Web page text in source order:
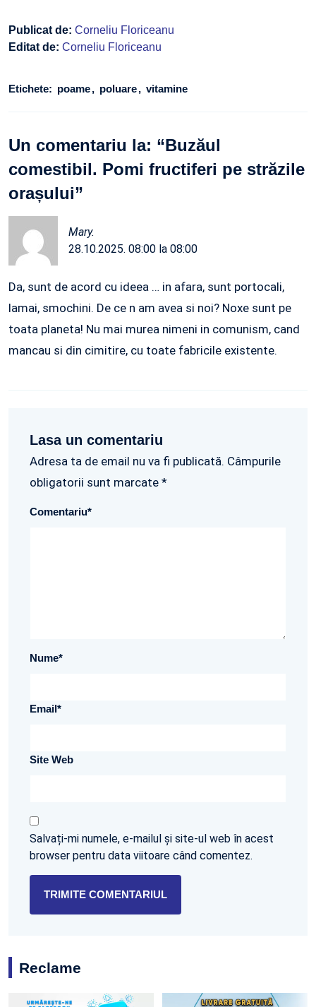
Publicat de: Corneliu Floriceanu
Editat de: Corneliu Floriceanu
Etichete: poame poluare vitamine
Un comentariu la: “Buzăul
comestibil. Pomi fructiferi pe străzile
orașului”
Mary.
28.10.2025. 08:00 la 08:00
Da, sunt de acord cu ideea … in afara, sunt portocali,
lamai, smochini. De ce n am avea si noi? Noxe sunt pe
toata planeta! Nu mai murea nimeni in comunism, cand
mancau si din cimitire, cu toate fabricile existente.
Lasa un comentariu
Adresa ta de email nu va fi publicată. Câmpurile
obligatorii sunt marcate *
Comentariu*
Nume*
Email*
Site Web
Salvați-mi numele, e-mailul și site-ul web în acest
browser pentru data viitoare când comentez.
Reclame